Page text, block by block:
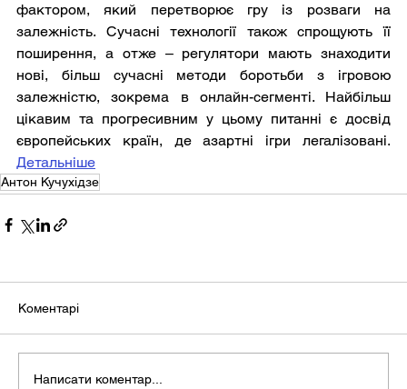
фактором, який перетворює гру із розваги на
залежність. Сучасні технології також спрощують її
поширення, а отже – регулятори мають знаходити
нові, більш сучасні методи боротьби з ігровою
залежністю, зокрема в онлайн-сегменті. Найбільш
цікавим та прогресивним у цьому питанні є досвід
Детальніше
Антон Кучухідзе
Коментарі
Написати коментар...